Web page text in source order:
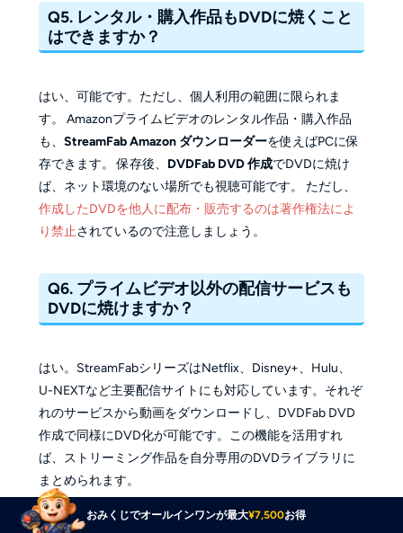
Q5. レンタル・購入作品もDVDに焼くこと
はできますか？
はい、可能です。ただし、個人利用の範囲に限られま
す。 Amazonプライムビデオのレンタル作品・購入作品
も、 StreamFab Amazon ダウンローダーを使えばPCに保
存できます。 保存後、 DVDFab DVD 作成でDVDに焼け
ば、ネット環境のない場所でも視聴可能です。 ただし、
作成したDVDを他人に配布・販売するのは著作権法によ
り禁止されているので注意しましょう。
Q6. プライムビデオ以外の配信サービスも
DVDに焼けますか？
はい。StreamFabシリーズはNetflix、Disney+、Hulu、
U-NEXTなど主要配信サイトにも対応しています。それぞ
れのサービスから動画をダウンロードし、DVDFab DVD
作成で同様にDVD化が可能です。この機能を活用すれ
ば、ストリーミング作品を自分専用のDVDライブラリに
まとめられます。
おみくじでオールインワンが最大¥7,500お得